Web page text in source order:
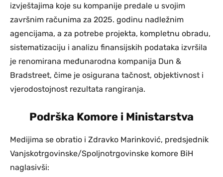
izvještajima koje su kompanije predale u svojim
završnim računima za 2025. godinu nadležnim
agencijama, a za potrebe projekta, kompletnu obradu,
sistematizaciju i analizu finansijskih podataka izvršila
je renomirana međunarodna kompanija Dun &
Bradstreet, čime je osigurana tačnost, objektivnost i
vjerodostojnost rezultata rangiranja.
Podrška Komore i Ministarstva
Medijima se obratio i Zdravko Marinković, predsjednik
Vanjskotrgovinske/Spoljnotrgovinske komore BiH
naglasivši: